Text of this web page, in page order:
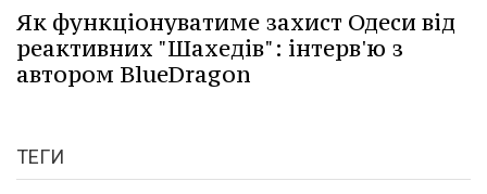
Як функціонуватиме захист Одеси від
реактивних "Шахедів": інтерв'ю з
автором BlueDragon
ТЕГИ